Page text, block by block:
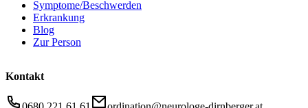
Symptome/Beschwerden
Erkrankung
Blog
Zur Person
Kontakt